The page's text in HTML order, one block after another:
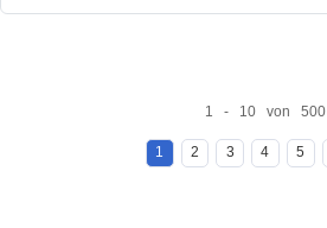
1 - 10 von 500
1 2 3 4 5